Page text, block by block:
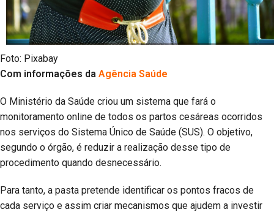
Foto: Pixabay
Com informações da Agência Saúde
O Ministério da Saúde criou um sistema que fará o
monitoramento online de todos os partos cesáreas ocorridos
nos serviços do Sistema Único de Saúde (SUS). O objetivo,
segundo o órgão, é reduzir a realização desse tipo de
procedimento quando desnecessário.
Para tanto, a pasta pretende identificar os pontos fracos de
cada serviço e assim criar mecanismos que ajudem a investir